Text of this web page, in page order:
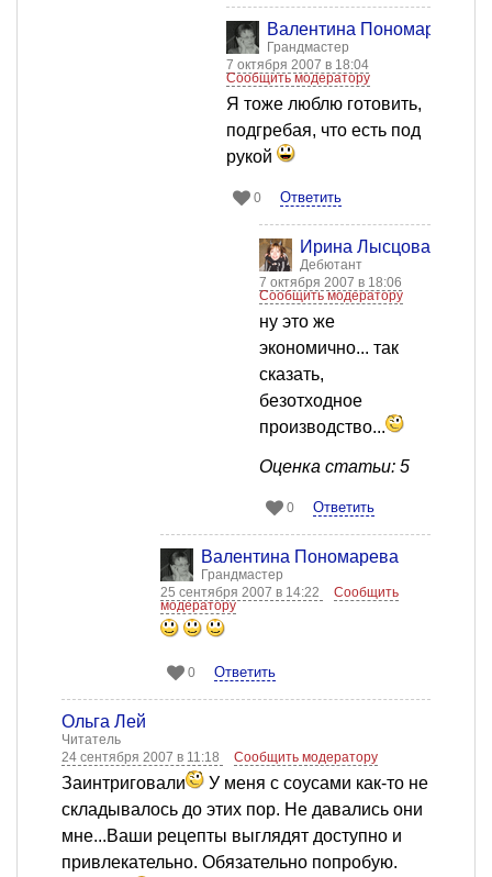
Валентина Пономарева
Грандмастер
7 октября 2007 в 18:04
Сообщить модератору
Я тоже люблю готовить,
подгребая, что есть под
рукой
0 Ответить
Ирина Лысцова
Дебютант
7 октября 2007 в 18:06
Сообщить модератору
ну это же
экономично... так
сказать,
безотходное
производство...
Оценка статьи: 5
0 Ответить
Валентина Пономарева
Грандмастер
25 сентября 2007 в 14:22
Сообщить
модератору
0 Ответить
Ольга Лей
Читатель
24 сентября 2007 в 11:18
Сообщить модератору
Заинтриговали
У меня с соусами как-то не
складывалось до этих пор. Не давались они
мне...Ваши рецепты выглядят доступно и
привлекательно. Обязательно попробую.